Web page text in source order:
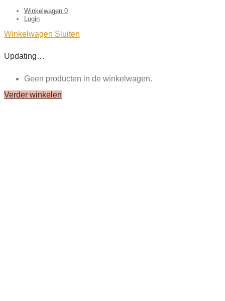
Winkelwagen 0
Login
Winkelwagen Sluiten
Updating…
Geen producten in de winkelwagen.
Verder winkelen